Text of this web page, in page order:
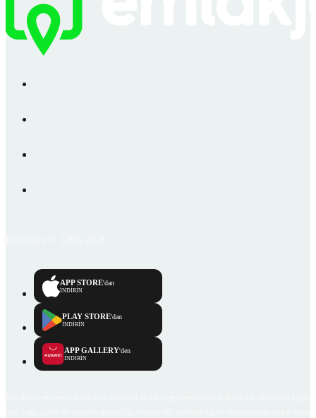
APP STORE'dan
İNDİRİN
PLAY STORE'dan
İNDİRİN
APP GALLERY'den
İNDİRİN